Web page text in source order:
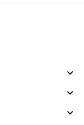


